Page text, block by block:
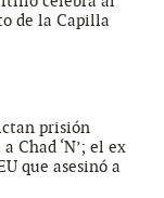
de la Capilla
prisión
Chad ‘N’; el ex
que asesinó a